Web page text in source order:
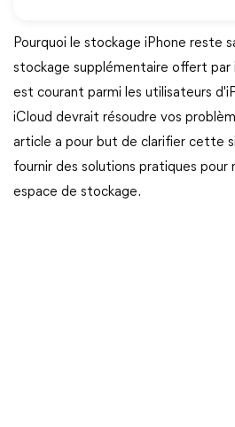
Pourquoi le stockage iPhone reste
stockage supplémentaire offert par
est courant parmi les utilisateurs
iCloud devrait résoudre vos
article a pour but de clarifier cette
fournir des solutions pratiques pour
espace de stockage.